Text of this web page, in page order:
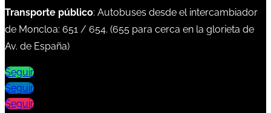
Transporte público: Autobuses desde el intercambiador
de Moncloa: 651 / 654. (655 para cerca en la glorieta de
Av. de España)
Seguir
Seguir
Seguir